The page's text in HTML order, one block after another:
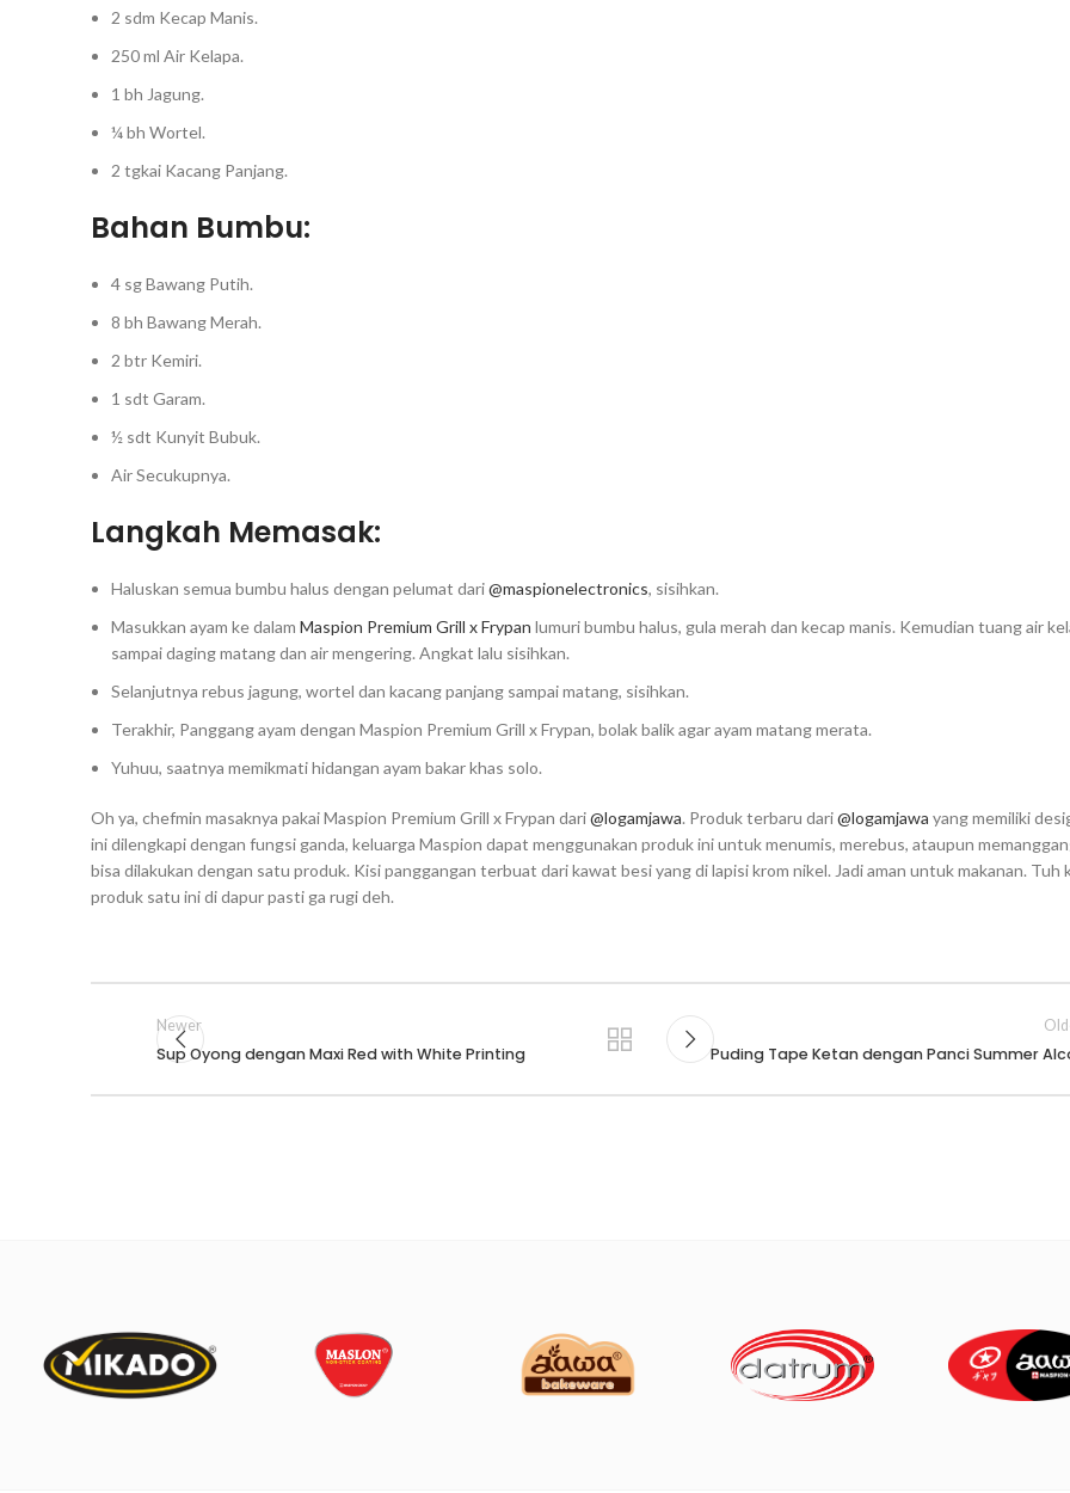
2 sdm Kecap Manis.⁣
250 ml Air Kelapa.⁣
1 bh Jagung.⁣
¼ bh Wortel.⁣
2 tgkai Kacang Panjang.⁣
Bahan Bumbu:
4 sg Bawang Putih.⁣
8 bh Bawang Merah.⁣
2 btr Kemiri.⁣
1 sdt Garam.⁣
½ sdt Kunyit Bubuk.⁣
Air Secukupnya.⁣
Langkah Memasak:
Haluskan semua bumbu halus dengan pelumat dari@maspionelectronics, sisihkan.⁣
Masukkan ayam ke dalam Maspion Premium Grill x Frypan lumuri bumbu halus, gula merah dan kecap manis. Kemudian tuang air
sampai daging matang dan air mengering. Angkat lalu sisihkan.⁣
Selanjutnya rebus jagung, wortel dan kacang panjang sampai matang, sisihkan.⁣
Terakhir, Panggang ayam dengan Maspion Premium Grill x Frypan, bolak balik agar ayam matang merata.⁣
Yuhuu, saatnya memikmati hidangan ayam bakar khas solo.⁣
Oh ya, chefmin masaknya pakai Maspion Premium Grill x Frypan dari@logamjawa. Produk terbaru dari@logamjawa yang memiliki
ini dilengkapi dengan fungsi ganda, keluarga Maspion dapat menggunakan produk ini untuk menumis, merebus, ataupun
bisa dilakukan dengan satu produk. Kisi panggangan terbuat dari kawat besi yang di lapisi krom nikel. Jadi aman untuk makanan. Tuh
produk satu ini di dapur pasti ga rugi deh.⁣
Newer
Sup Oyong dengan Maxi Red with White Printing Puding Tape Ketan dengan Panci Summer